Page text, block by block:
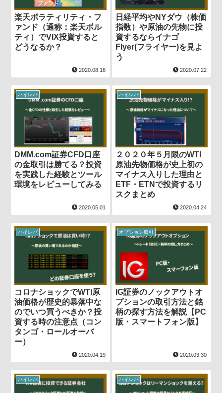
楽天ボラティリティ・フ
ァンド（通称：楽天ボル
ティ）でVIX投資すると
どうなるか？
2020.08.16
日経平均やNYダウ（株価
指数）や原油の先物に投
資するならイナゴ
Flyer(フライヤー)を見よ
う
2020.07.22
ハイレバ
DMM.com証券CFD口座
の金取引は勝てる？投資
を実践した経験とツール
環境をレビューしてみる
2020.05.01
ハイレバ
２０２０年５月限のWTI
原油先物価格が史上初の
マイナス入りした理由と
ETF・ETNで投資するリ
スクまとめ
2020.04.24
ハイレバ
コロナショックでWTI原
油価格が歴史的暴落中な
のでいつ買うべきか？投
資する時の注意点（コン
タンゴ・ロールオーバ
ー）
2020.04.19
オプション取引
IG証券のノックアウトオ
プションの取引方法と銘
柄の探す方法を解説【PC
版・スマートフォン版】
2020.03.30
ハイレバ ハイレバ